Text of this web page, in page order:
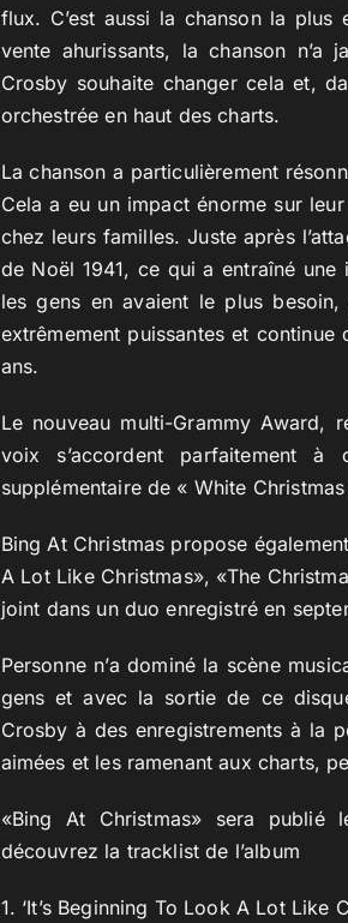
flux. C’est aussi la chanson la
vente ahurissants, la chanson n’a
Crosby souhaite changer cela et,
orchestrée en haut des charts.
La chanson a particulièrement
Cela a eu un impact énorme sur
chez leurs familles. Juste après
de Noël 1941, ce qui a entraîné
les gens en avaient le plus
extrêmement puissantes et
ans.
Le nouveau multi-Grammy Award,
voix s’accordent parfaitement
supplémentaire de « White
Bing At Christmas propose
A Lot Like Christmas», «The
joint dans un duo enregistré en
Personne n’a dominé la scène
gens et avec la sortie de ce
Crosby à des enregistrements à la
aimées et les ramenant aux charts,
«Bing At Christmas» sera publié
découvrez la tracklist de l’album
1. ‘It’s Beginning To Look A Lot Like